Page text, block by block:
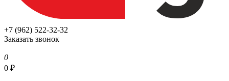
+7 (962) 522-32-32
Заказать звонок
0
0 ₽